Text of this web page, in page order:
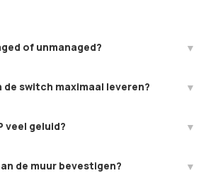
of unmanaged?
switch maximaal leveren?
veel geluid?
de muur bevestigen?